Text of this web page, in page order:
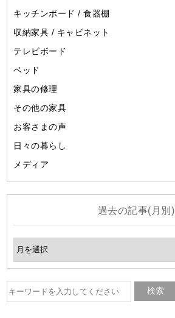
キッチンボード / 食器棚
収納家具 / キャビネット
テレビボード
ベッド
家具の修理
その他の家具
お客さまの声
日々の暮らし
メディア
過去の記事(月別)